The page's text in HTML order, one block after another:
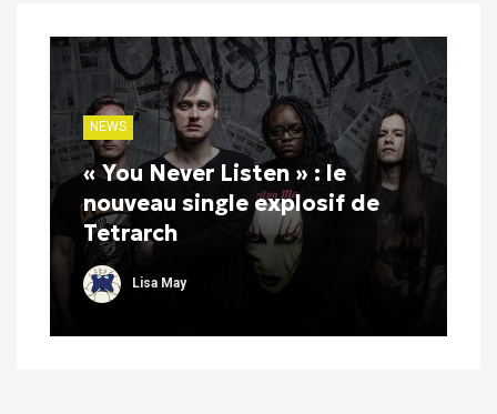
NEWS
« You Never Listen » : le
nouveau single explosif de
Tetrarch
Lisa May